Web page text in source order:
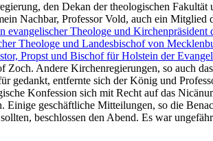
den Dekan der theologischen
Nachbar, Professor Vold, auch ein
evangelischer Theologe und
Theologe und Landesbischof von
Propst und Bischof für Holstein der
Andere Kirchenregierungen, so auch
gedankt, entfernte sich der König und
Konfession sich mit Recht auf das
geschäftliche Mitteilungen, so die
beschlossen den Abend. Es war